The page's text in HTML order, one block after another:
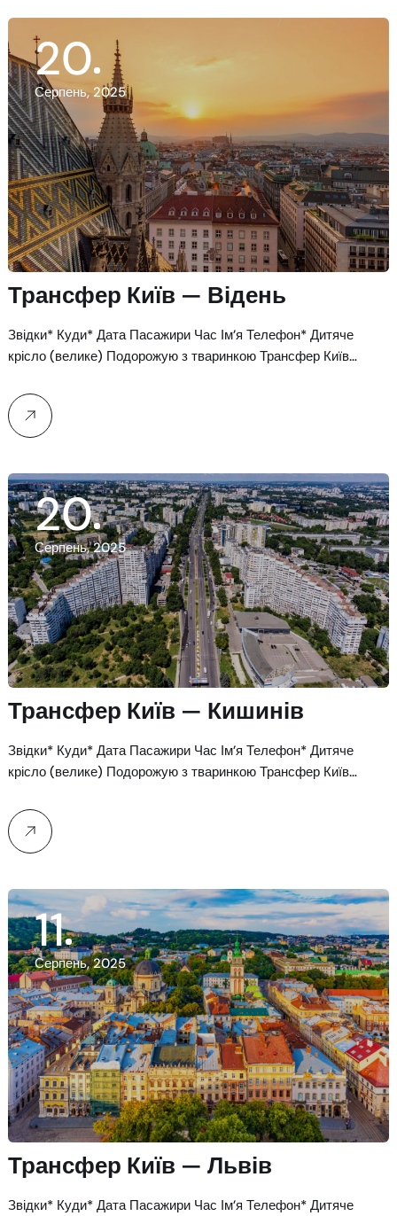
20
Серпень, 2025
Трансфер Київ — Відень
Звідки* Куди* Дата Пасажири Час Ім’я Телефон* Дитяче
крісло (велике) Подорожую з тваринкою Трансфер Київ…
20
Серпень, 2025
Трансфер Київ — Кишинів
Звідки* Куди* Дата Пасажири Час Ім’я Телефон* Дитяче
крісло (велике) Подорожую з тваринкою Трансфер Київ…
11
Серпень, 2025
Трансфер Київ — Львів
Звідки* Куди* Дата Пасажири Час Ім’я Телефон* Дитяче